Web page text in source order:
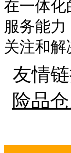
在一体化
服务能
关注和解
友情链
险品